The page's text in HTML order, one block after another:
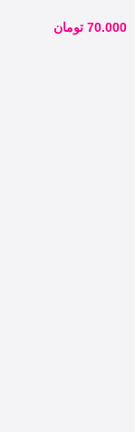
70.000 تومان